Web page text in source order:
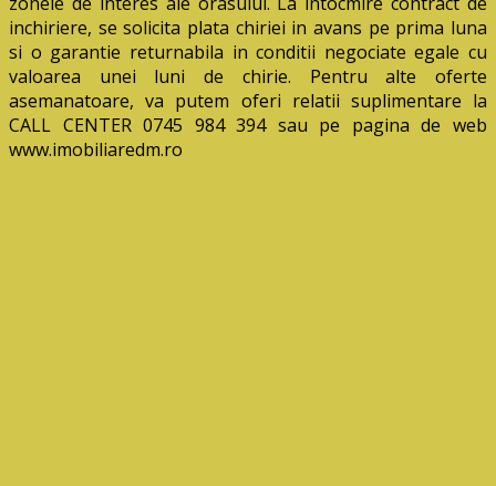
inchiriere, se solicita plata chiriei in avans pe prima luna
si o garantie returnabila in conditii negociate egale cu
valoarea unei luni de chirie. Pentru alte oferte
asemanatoare, va putem oferi relatii suplimentare la
CALL CENTER 0745 984 394 sau pe pagina de web
www.imobiliaredm.ro